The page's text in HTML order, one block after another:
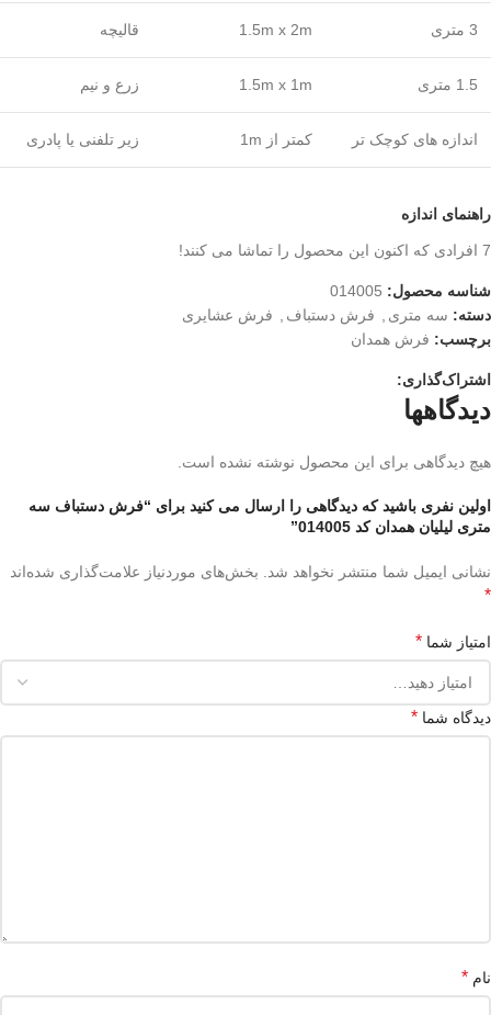
3 متری 1.5m x 2m قالیچه
1.5 متری 1.5m x 1m زرع و نیم
اندازه های کوچک تر کمتر از 1m زیر تلفنی یا پادری
راهنمای اندازه
7 افرادی که اکنون این محصول را تماشا می کنند!
شناسه محصول: 014005
دسته: سه متری , فرش دستباف , فرش عشایری
برچسب: فرش همدان
اشتراک‌گذاری:
دیدگاهها
هیچ دیدگاهی برای این محصول نوشته نشده است.
اولین نفری باشید که دیدگاهی را ارسال می کنید برای “فرش دستباف سه
متری لیلیان همدان کد 014005”
نشانی ایمیل شما منتشر نخواهد شد. بخش‌های موردنیاز علامت‌گذاری شده‌اند
*
امتیاز شما *
دیدگاه شما *
نام *